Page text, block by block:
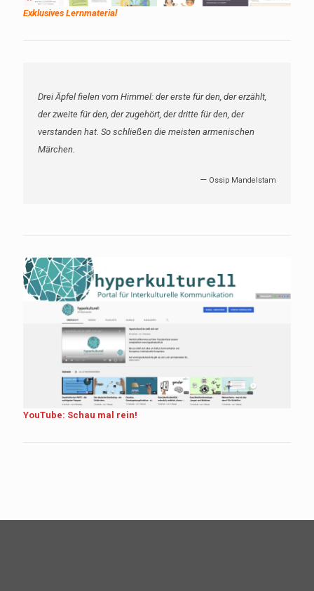
Exklusives Lernmaterial
Drei Äpfel fielen vom Himmel: der erste für den, der erzählt,
der zweite für den, der zugehört, der dritte für den, der
verstanden hat. So schließen die meisten armenischen
Märchen.
— Ossip Mandelstam
YouTube: Schau mal rein!